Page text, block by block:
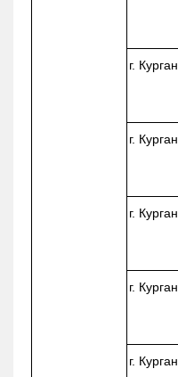
г. Курган
г. Курган
г. Курган
г. Курган
г. Курган